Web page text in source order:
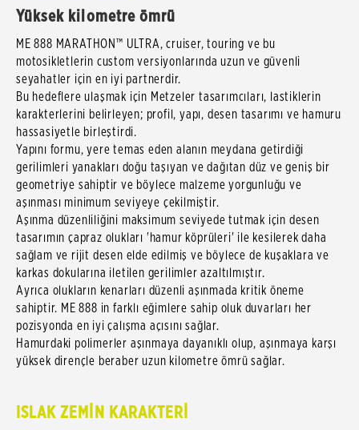
Yüksek kilometre ömrü
ME 888 MARATHON™ ULTRA, cruiser, touring ve bu
motosikletlerin custom versiyonlarında uzun ve güvenli
seyahatler için en iyi partnerdir.
Bu hedeflere ulaşmak için Metzeler tasarımcıları, lastiklerin
karakterlerini belirleyen; profil, yapı, desen tasarımı ve hamuru
hassasiyetle birleştirdi.
Yapını formu, yere temas eden alanın meydana getirdiği
gerilimleri yanakları doğu taşıyan ve dağıtan düz ve geniş bir
geometriye sahiptir ve böylece malzeme yorgunluğu ve
aşınması minimum seviyeye çekilmiştir.
Aşınma düzenliliğini maksimum seviyede tutmak için desen
tasarımın çapraz olukları 'hamur köprüleri' ile kesilerek daha
sağlam ve rijit desen elde edilmiş ve böylece de kuşaklara ve
karkas dokularına iletilen gerilimler azaltılmıştır.
Ayrıca olukların kenarları düzenli aşınmada kritik öneme
sahiptir. ME 888 in farklı eğimlere sahip oluk duvarları her
pozisyonda en iyi çalışma açısını sağlar.
Hamurdaki polimerler aşınmaya dayanıklı olup, aşınmaya karşı
yüksek dirençle beraber uzun kilometre ömrü sağlar.
ISLAK ZEMİN KARAKTERİ